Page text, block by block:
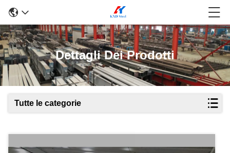
Dettagli Dei Prodotti
Tutte le categorie